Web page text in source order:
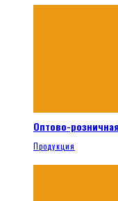
Оптово-
Продукция